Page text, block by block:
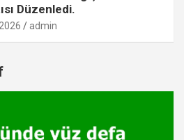
Düzenledi.
admin